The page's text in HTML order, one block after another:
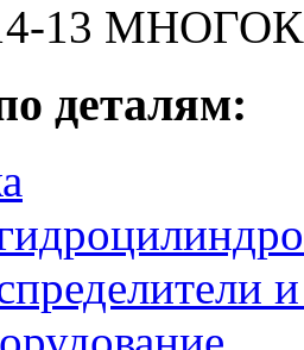
13
деталям: